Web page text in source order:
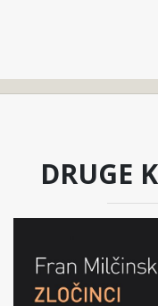
DRUGE